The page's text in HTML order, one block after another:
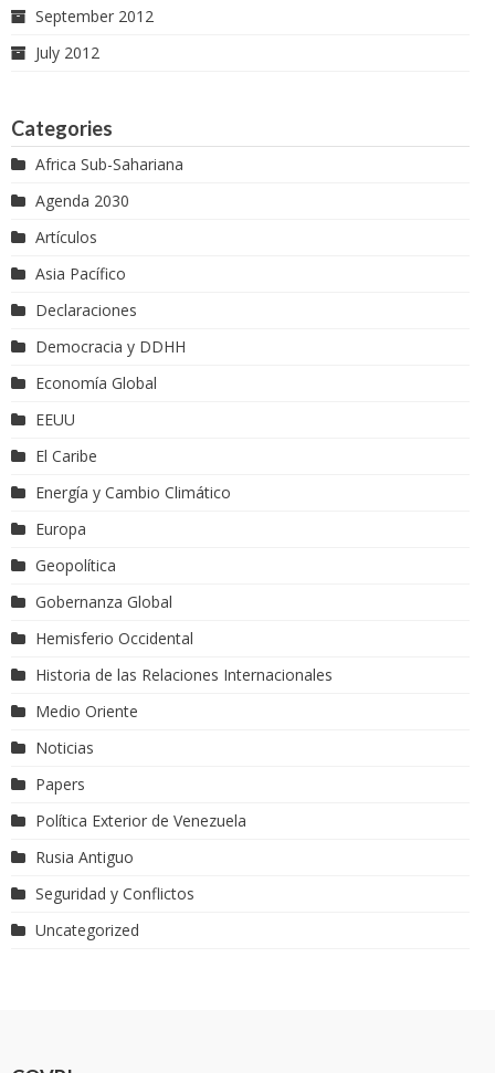
September 2012
July 2012
Categories
Africa Sub-Sahariana
Agenda 2030
Artículos
Asia Pacífico
Declaraciones
Democracia y DDHH
Economía Global
EEUU
El Caribe
Energía y Cambio Climático
Europa
Geopolítica
Gobernanza Global
Hemisferio Occidental
Historia de las Relaciones Internacionales
Medio Oriente
Noticias
Papers
Política Exterior de Venezuela
Rusia Antiguo
Seguridad y Conflictos
Uncategorized